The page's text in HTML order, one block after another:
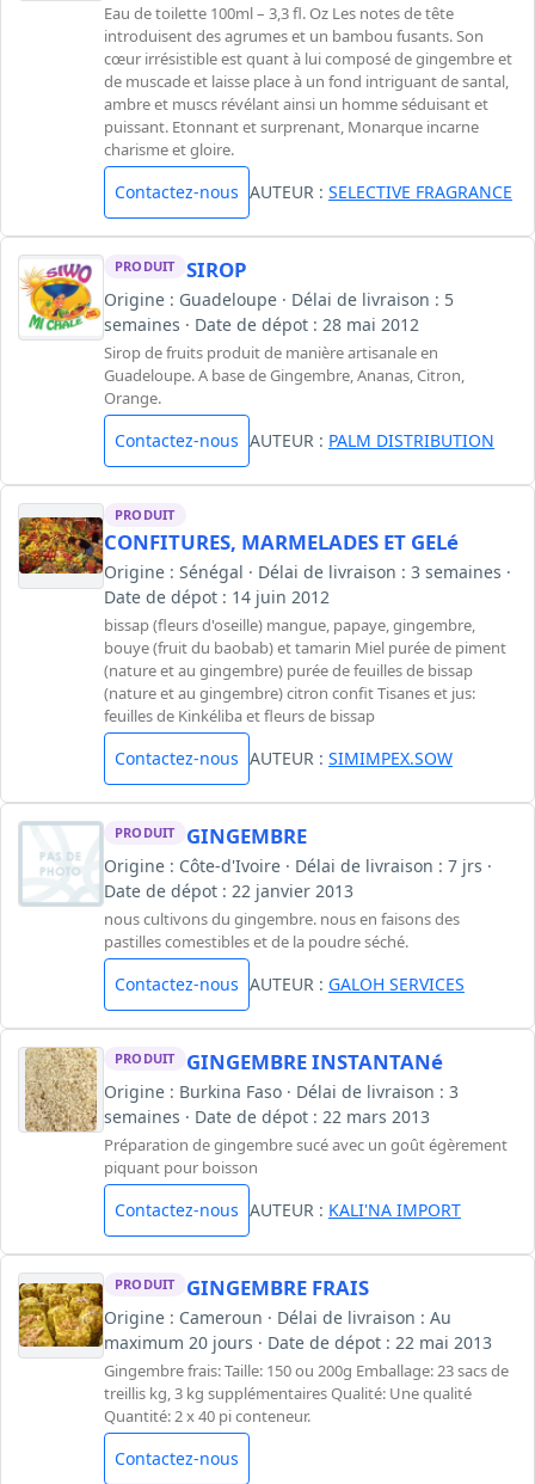
Eau de toilette 100ml – 3,3 fl. Oz Les notes de tête
introduisent des agrumes et un bambou fusants. Son
cœur irrésistible est quant à lui composé de gingembre et
de muscade et laisse place à un fond intriguant de santal,
ambre et muscs révélant ainsi un homme séduisant et
puissant. Etonnant et surprenant, Monarque incarne
charisme et gloire.
Contactez-nous AUTEUR : SELECTIVE FRAGRANCE
PRODUIT SIROP
Origine : Guadeloupe · Délai de livraison : 5
semaines · Date de dépot : 28 mai 2012
Sirop de fruits produit de manière artisanale en
Guadeloupe. A base de Gingembre, Ananas, Citron,
Orange.
Contactez-nous AUTEUR : PALM DISTRIBUTION
PRODUIT
CONFITURES, MARMELADES ET GELé
Origine : Sénégal · Délai de livraison : 3 semaines ·
Date de dépot : 14 juin 2012
bissap (fleurs d'oseille) mangue, papaye, gingembre,
bouye (fruit du baobab) et tamarin Miel purée de piment
(nature et au gingembre) purée de feuilles de bissap
(nature et au gingembre) citron confit Tisanes et jus:
feuilles de Kinkéliba et fleurs de bissap
Contactez-nous AUTEUR : SIMIMPEX.SOW
PRODUIT GINGEMBRE
Origine : Côte-d'Ivoire · Délai de livraison : 7 jrs ·
Date de dépot : 22 janvier 2013
nous cultivons du gingembre. nous en faisons des
pastilles comestibles et de la poudre séché.
Contactez-nous AUTEUR : GALOH SERVICES
PRODUIT GINGEMBRE INSTANTANé
Origine : Burkina Faso · Délai de livraison : 3
semaines · Date de dépot : 22 mars 2013
Préparation de gingembre sucé avec un goût égèrement
piquant pour boisson
Contactez-nous AUTEUR : KALI'NA IMPORT
PRODUIT GINGEMBRE FRAIS
Origine : Cameroun · Délai de livraison : Au
maximum 20 jours · Date de dépot : 22 mai 2013
Gingembre frais: Taille: 150 ou 200g Emballage: 23 sacs de
treillis kg, 3 kg supplémentaires Qualité: Une qualité
Quantité: 2 x 40 pi conteneur.
Contactez-nous